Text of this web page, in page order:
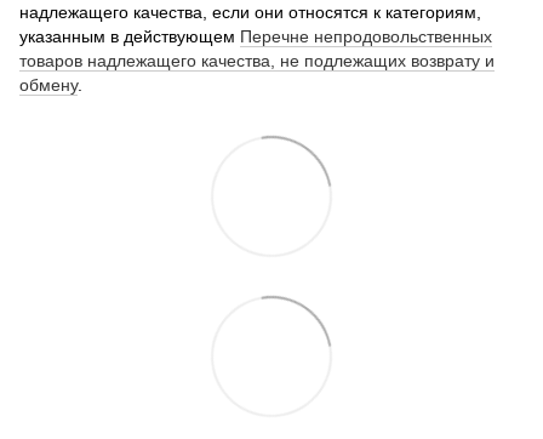
надлежащего качества, если они относятся к категориям,
указанным в действующем Перечне непродовольственных
товаров надлежащего качества, не подлежащих возврату и
обмену.